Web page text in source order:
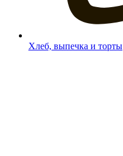
Хлеб, выпечка и торты